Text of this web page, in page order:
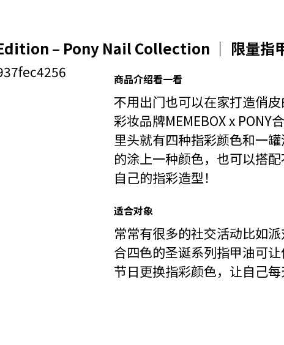
– Pony Nail Collection ｜ 限量指
商品介绍看一看
不用出门也可以在家打造俏
彩妆品牌MEMEBOX x PONY
里头就有四种指彩颜色和一
的涂上一种颜色，也可以搭
自己的指彩造型！
适合对象
常常有很多的社交活动比如
合四色的圣诞系列指甲油可
节日更换指彩颜色，让自己